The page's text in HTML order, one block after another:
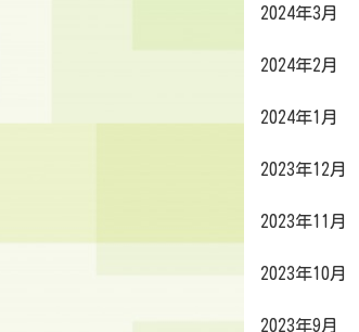
2024年3月
2024年2月
2024年1月
2023年12月
2023年11月
2023年10月
2023年9月